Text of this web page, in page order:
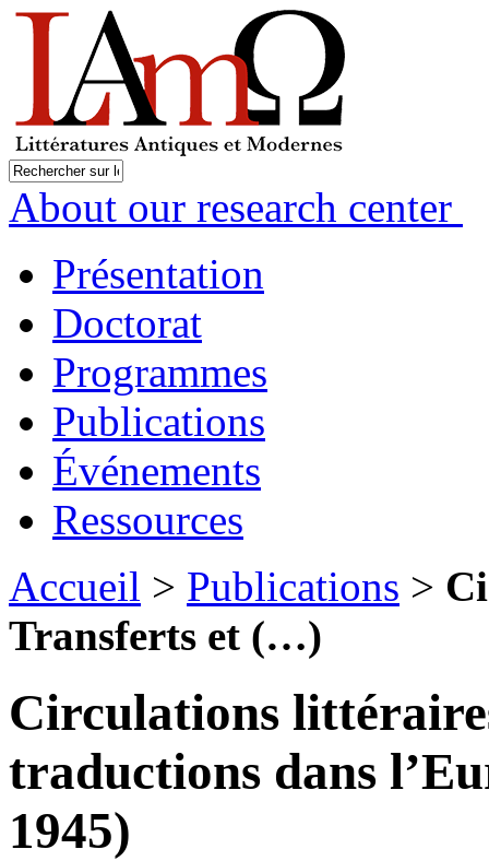
About our research center
Présentation
Doctorat
Programmes
Publications
Événements
Ressources
Accueil > Publications >
Transferts et (…)
Circulations
traductions dans
1945)